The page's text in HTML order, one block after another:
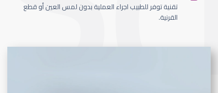
تقنية توفر للطبيب اجراء العملية بدون لمس العين أو قطع
القرنية.